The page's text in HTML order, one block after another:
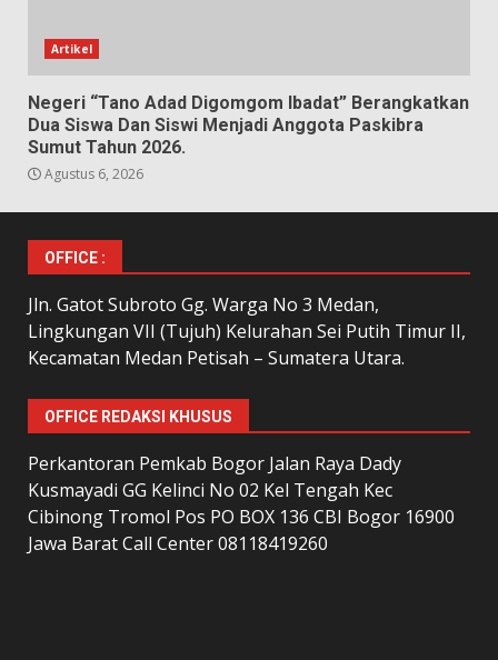
Artikel
Negeri “Tano Adad Digomgom Ibadat” Berangkatkan
Dua Siswa Dan Siswi Menjadi Anggota Paskibra
Sumut Tahun 2026.
Agustus 6, 2026
OFFICE :
Jln. Gatot Subroto Gg. Warga No 3 Medan,
Lingkungan VII (Tujuh) Kelurahan Sei Putih Timur II,
Kecamatan Medan Petisah – Sumatera Utara.
OFFICE REDAKSI KHUSUS
Perkantoran Pemkab Bogor Jalan Raya Dady
Kusmayadi GG Kelinci No 02 Kel Tengah Kec
Cibinong Tromol Pos PO BOX 136 CBI Bogor 16900
Jawa Barat Call Center 08118419260